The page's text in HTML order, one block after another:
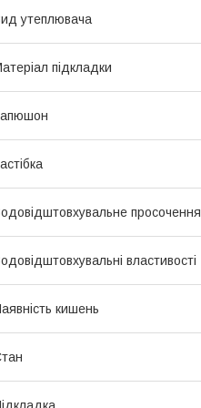
утеплювача
підкладки
просочення
властивості
кишень